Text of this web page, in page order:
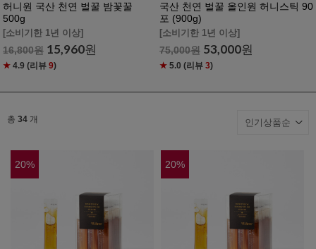
허니원 국산 천연 벌꿀 밤꽃꿀
500g
[소비기한 1년 이상]
16,800원 15,960원
★ 4.9 (리뷰 9)
국산 천연 벌꿀 올인원 허니스틱 90
포 (900g)
[소비기한 1년 이상]
75,000원 53,000원
★ 5.0 (리뷰 3)
총 34 개
20% 20%